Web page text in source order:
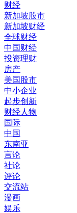
财经
新加坡股市
新加坡财经
全球财经
中国财经
投资理财
房产
美国股市
中小企业
起步创新
财经人物
国际
中国
东南亚
言论
社论
评论
交流站
漫画
娱乐